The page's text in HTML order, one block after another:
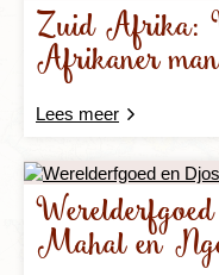
Zuid Afrika:
Afrikaner
Lees meer
Mahal en